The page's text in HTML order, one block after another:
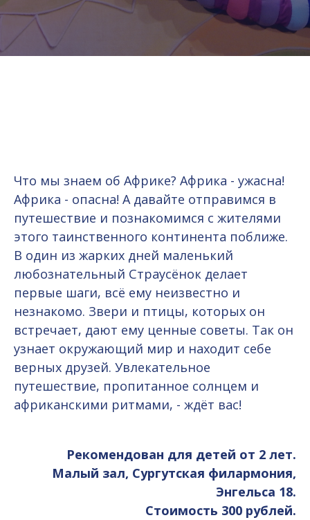
Что мы знаем об Африке? Африка - ужасна!
Африка - опасна! А давайте отправимся в
путешествие и познакомимся с жителями
этого таинственного континента поближе.
В один из жарких дней маленький
любознательный Страусёнок делает
первые шаги, всё ему неизвестно и
незнакомо. Звери и птицы, которых он
встречает, дают ему ценные советы. Так он
узнает окружающий мир и находит себе
верных друзей. Увлекательное
путешествие, пропитанное солнцем и
африканскими ритмами, - ждёт вас!
Рекомендован для детей от 2 лет.
Малый зал, Сургутская филармония,
Энгельса 18.
Стоимость 300 рублей.